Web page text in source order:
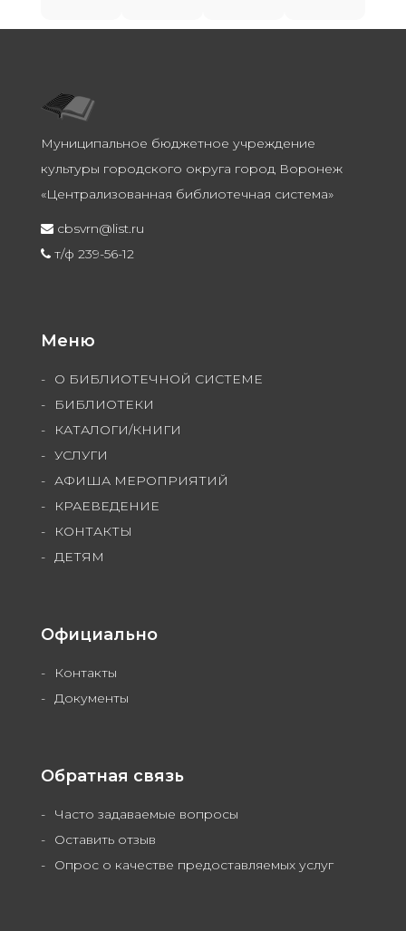
Муниципальное бюджетное учреждение
культуры городского округа город Воронеж
«Централизованная библиотечная система»
cbsvrn@list.ru
т/ф 239-56-12
Меню
О БИБЛИОТЕЧНОЙ СИСТЕМЕ
БИБЛИОТЕКИ
КАТАЛОГИ/КНИГИ
УСЛУГИ
АФИША МЕРОПРИЯТИЙ
КРАЕВЕДЕНИЕ
КОНТАКТЫ
ДЕТЯМ
Официально
Контакты
Документы
Обратная связь
Часто задаваемые вопросы
Оставить отзыв
Опрос о качестве предоставляемых услуг